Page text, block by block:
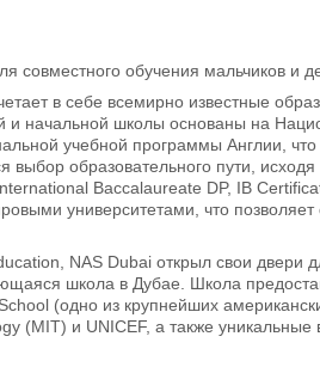
совместного обучения мальчиков и
в себе всемирно известные
начальной школы основаны на
учебной программы Англии, что
образовательного пути, исходя
Baccalaureate DP, IB
университетами, что позволяет
NAS Dubai открыл свои двери
школа в Дубае. Школа
(одно из крупнейших
(MIT) и UNICEF, а также